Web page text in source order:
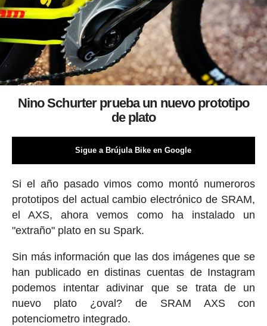
Nino Schurter prueba un nuevo prototipo
de plato
Sigue a Brújula Bike en Google
Si el año pasado vimos como montó numeroros
prototipos del actual cambio electrónico de SRAM,
el AXS, ahora vemos como ha instalado un
"extraño" plato en su Spark.
Sin más información que las dos imágenes que se
han publicado en distinas cuentas de Instagram
podemos intentar adivinar que se trata de un
nuevo plato ¿oval? de SRAM AXS con
potenciometro integrado.